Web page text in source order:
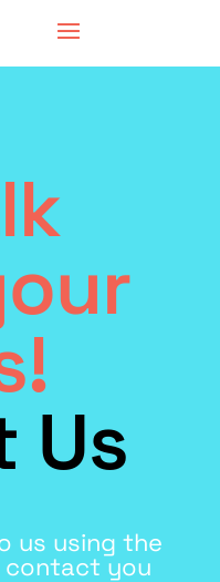
Us
us using the
contact you